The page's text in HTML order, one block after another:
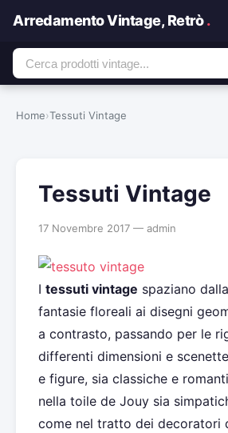
Arredamento Vintage, Retrò.
Home›Tessuti Vintage
Tessuti Vintage
17 Novembre 2017 — admin
I tessuti vintage spaziano
fantasie floreali ai disegni
a contrasto, passando per le
differenti dimensioni e
e figure, sia classiche e
nella toile de Jouy sia
come nel tratto dei decoratori